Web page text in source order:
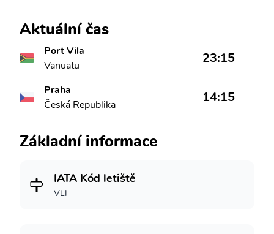
Aktuální čas
Port Vila
Vanuatu
23:15
Praha
Česká Republika
14:15
Základní informace
IATA Kód letiště
VLI